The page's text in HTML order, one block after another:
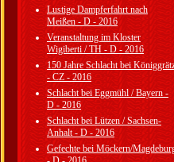
Lustige Dampferfahrt nach
Meißen - D - 2016
Veranstaltung im Kloster
Wigiberti / TH - D - 2016
150 Jahre Schlacht bei
- CZ - 2016
Schlacht bei Eggmühl / Bayern -
D - 2016
Schlacht bei Lützen / Sachsen-
Anhalt - D - 2016
Gefechte bei Möckern/